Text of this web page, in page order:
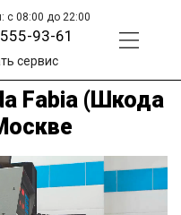
с 08:00 до 22:00
93-61
сервис
Fabia (Шкода